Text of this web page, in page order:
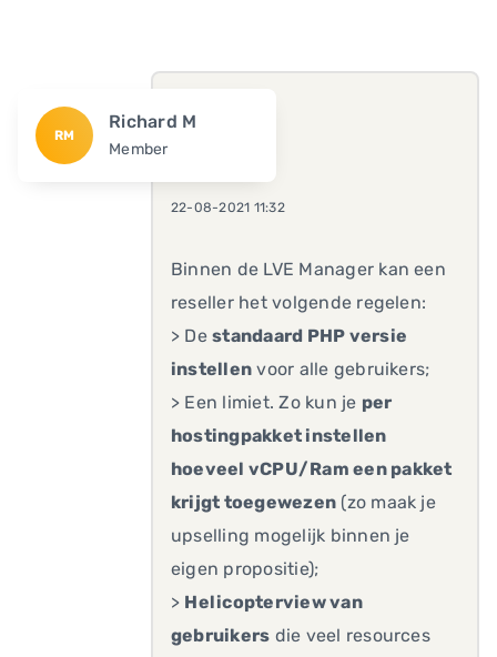
RM
Richard M
Member
22-08-2021 11:32
Binnen de LVE Manager kan een
reseller het volgende regelen:
> Destandaard PHP versie
instellen voor alle gebruikers;
> Een limiet. Zo kun je per
hostingpakket instellen
hoeveel vCPU/Ram een pakket
krijgt toegewezen (zo maak je
upselling mogelijk binnen je
eigen propositie);
> Helicopterview van
gebruikers die veel resources